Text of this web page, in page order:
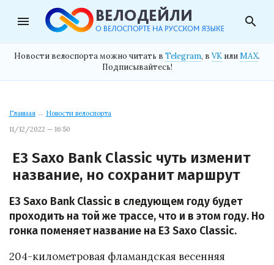
menu search
Новости велоспорта можно читать в Telegram, в VK илиMAX.
Подписывайтесь!
Главная → Новости велоспорта
11/12/2022 — 16:50
E3 Saxo Bank Classic чуть изменит
название, но сохранит маршрут
E3 Saxo Bank Classic в следующем году будет
проходить на той же трассе, что и в этом году. Но
гонка поменяет название на E3 Saxo Classic.
204-километровая фламандская весенняя